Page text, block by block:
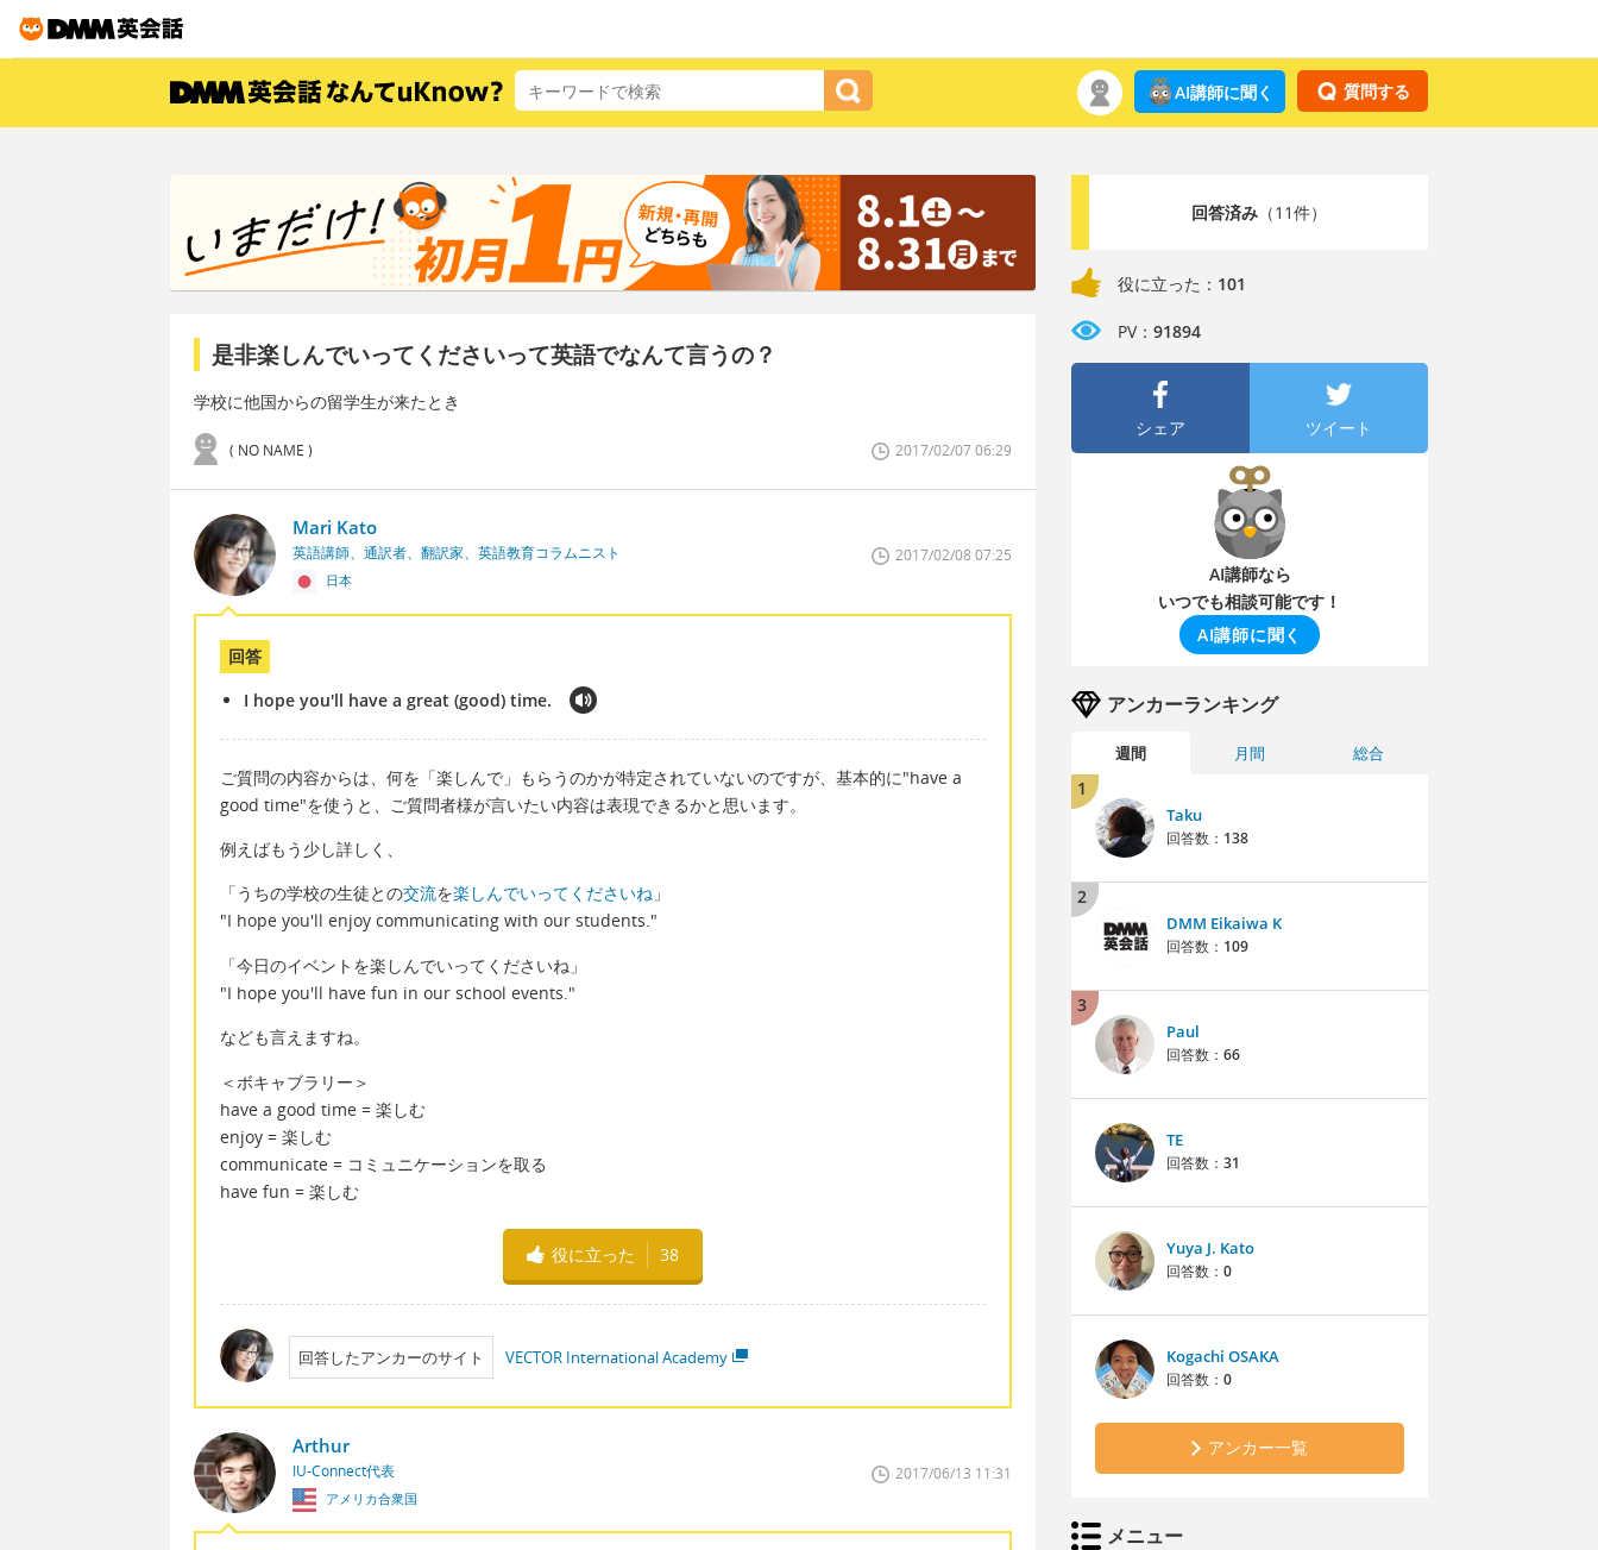
質問する
AI講師に聞く
是非楽しんでいってくださいって英語でなんて言うの？
学校に他国からの留学生が来たとき
( NO NAME ) 2017/02/07 06:29
Mari Kato
英語講師、通訳者、翻訳家、英語教育コラムニスト
日本
2017/02/08 07:25
回答
I hope you'll have a great (good) time.
ご質問の内容からは、何を「楽しんで」もらうのかが特定されていないのですが、基本的に"have a
good time"を使うと、ご質問者様が言いたい内容は表現できるかと思います。
例えばもう少し詳しく、
「うちの学校の生徒との交流を楽しんでいってくださいね 」
"I hope you'll enjoy communicating with our students."
「今日のイベントを楽しんでいってくださいね」
"I hope you'll have fun in our school events."
なども言えますね。
＜ボキャブラリー＞
have a good time = 楽しむ
enjoy = 楽しむ
communicate = コミュニケーションを取る
have fun = 楽しむ
役に立った 38
回答したアンカーのサイト VECTOR International Academy
Arthur
IU-Connect代表
アメリカ合衆国
2017/06/13 11:31
回答済み（11件）
役に立った： 101
PV： 91894
シェア ツイート
AI講師なら
いつでも相談可能です！
AI講師に聞く
アンカーランキング
週間 月間 総合
1
Taku
回答数： 138
2
DMM Eikaiwa K
回答数： 109
3
Paul
回答数： 66
TE
回答数： 31
Yuya J. Kato
回答数： 0
Kogachi OSAKA
回答数： 0
アンカー一覧
メニュー